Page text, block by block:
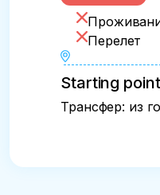
Перелет
Starting point
Трансфер: из